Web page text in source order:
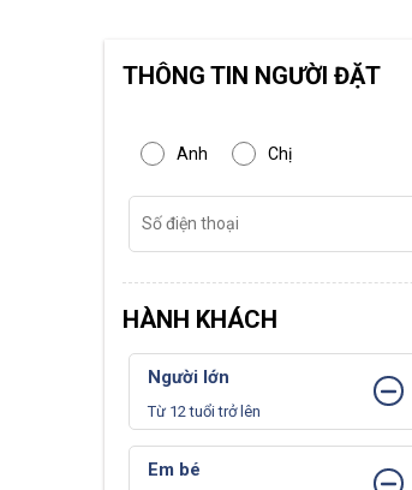
THÔNG TIN NGƯỜI ĐẶT
Anh Chị
HÀNH KHÁCH
Người lớn
Từ 12 tuổi trở lên
Em bé